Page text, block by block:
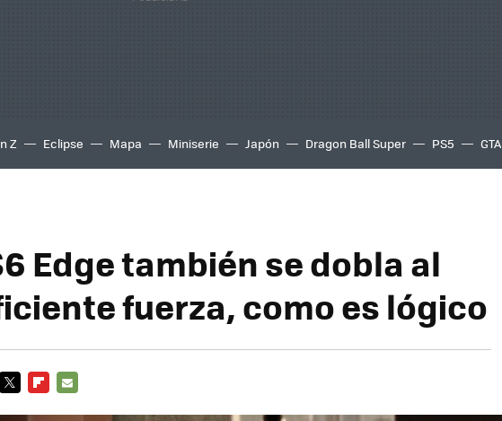
Z Eclipse Mapa Miniserie Japón Dragon Ball Super PS5 GTA
Edge también se dobla al
fuerza, como es lógico